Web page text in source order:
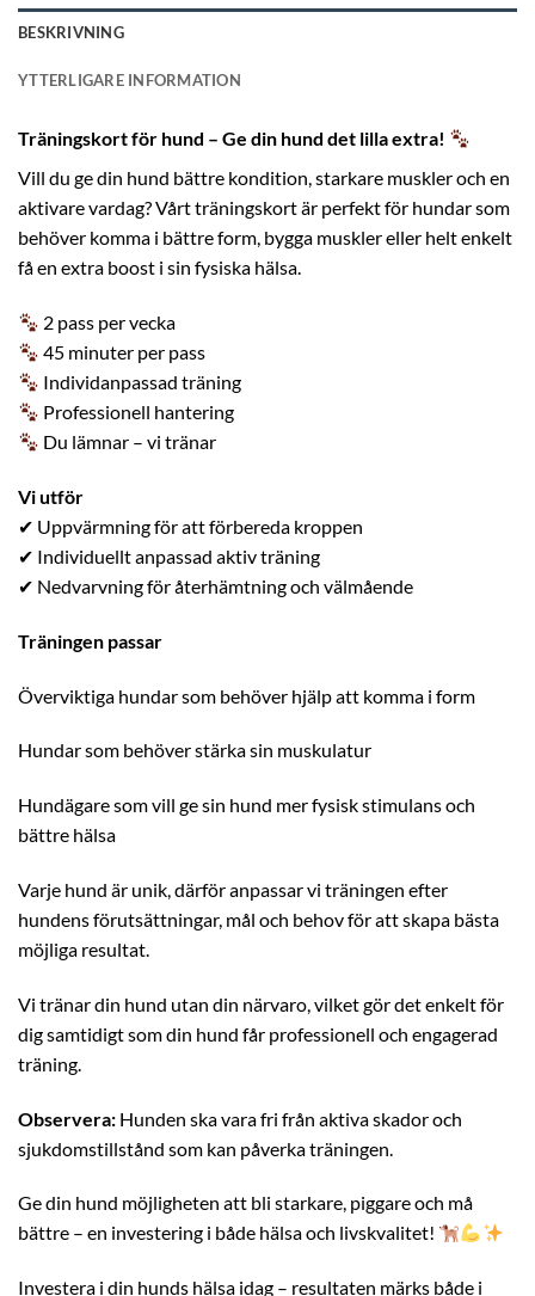
BESKRIVNING
YTTERLIGARE INFORMATION
Träningskort för hund – Ge din hund det lilla extra!
Vill du ge din hund bättre kondition, starkare muskler och en
aktivare vardag? Vårt träningskort är perfekt för hundar som
behöver komma i bättre form, bygga muskler eller helt enkelt
få en extra boost i sin fysiska hälsa.
2 pass per vecka
45 minuter per pass
Individanpassad träning
Professionell hantering
Du lämnar – vi tränar
Vi utför
✔ Uppvärmning för att förbereda kroppen
✔ Individuellt anpassad aktiv träning
✔ Nedvarvning för återhämtning och välmående
Träningen passar
Överviktiga hundar som behöver hjälp att komma i form
Hundar som behöver stärka sin muskulatur
Hundägare som vill ge sin hund mer fysisk stimulans och
bättre hälsa
Varje hund är unik, därför anpassar vi träningen efter
hundens förutsättningar, mål och behov för att skapa bästa
möjliga resultat.
Vi tränar din hund utan din närvaro, vilket gör det enkelt för
dig samtidigt som din hund får professionell och engagerad
träning.
Observera: Hunden ska vara fri från aktiva skador och
sjukdomstillstånd som kan påverka träningen.
Ge din hund möjligheten att bli starkare, piggare och må
bättre – en investering i både hälsa och livskvalitet!
Investera i din hunds hälsa idag – resultaten märks både i